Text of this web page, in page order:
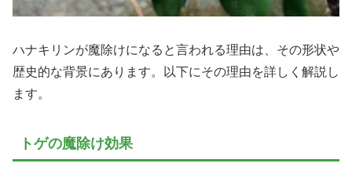
ハナキリンが魔除けになると言われる理由は、その形状や
歴史的な背景にあります。以下にその理由を詳しく解説し
ます。
トゲの魔除け効果